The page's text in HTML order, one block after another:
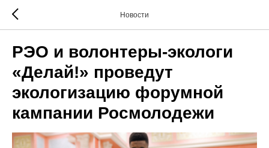
Новости
РЭО и волонтеры-экологи
«Делай!» проведут
экологизацию форумной
кампании Росмолодежи